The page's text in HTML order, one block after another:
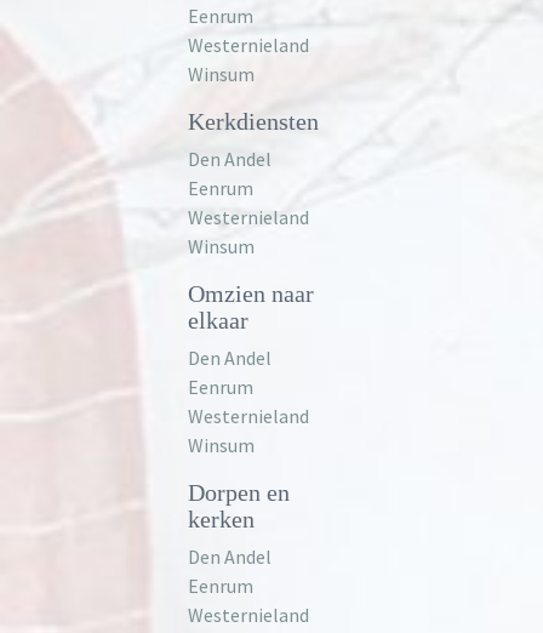
Eenrum
Westernieland
Winsum
Kerkdiensten
Den Andel
Eenrum
Westernieland
Winsum
Omzien naar
elkaar
Den Andel
Eenrum
Westernieland
Winsum
Dorpen en
kerken
Den Andel
Eenrum
Westernieland